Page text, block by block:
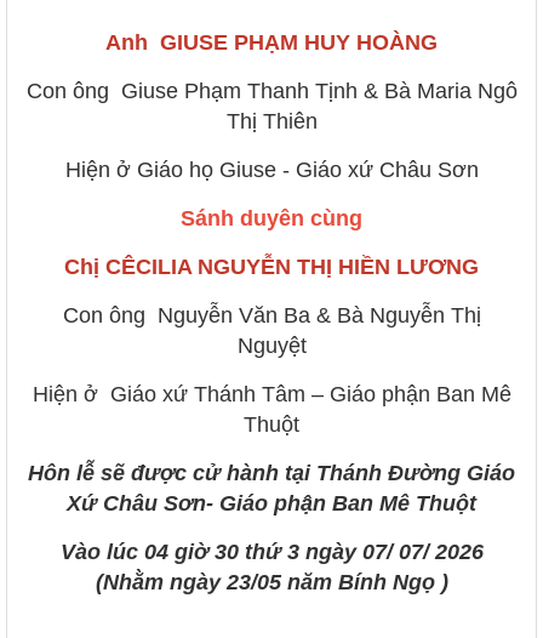
Anh GIUSE PHẠM HUY HOÀNG
Con ông Giuse Phạm Thanh Tịnh & Bà Maria Ngô
Thị Thiên
Hiện ở Giáo họ Giuse - Giáo xứ Châu Sơn
Sánh duyên cùng
Chị CÊCILIA NGUYỄN THỊ HIỀN LƯƠNG
Con ông Nguyễn Văn Ba & Bà Nguyễn Thị
Nguyệt
Hiện ở Giáo xứ Thánh Tâm – Giáo phận Ban Mê
Thuột
Hôn lễ sẽ được cử hành tại Thánh Đường Giáo
Xứ Châu Sơn- Giáo phận Ban Mê Thuột
Vào lúc 04 giờ 30 thứ 3 ngày 07/ 07/ 2026
(Nhằm ngày 23/05 năm Bính Ngọ )